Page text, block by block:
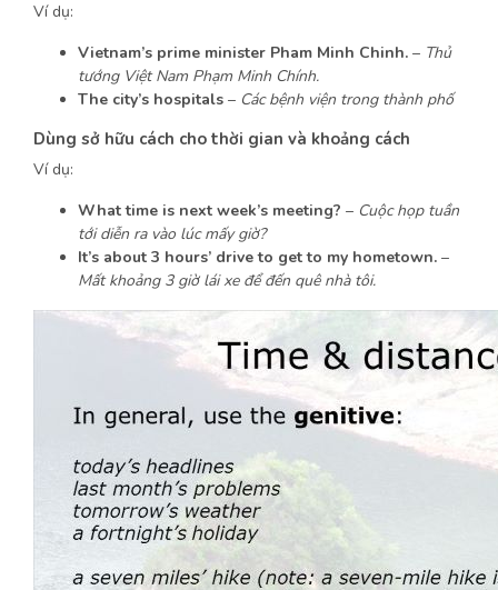
Ví dụ:
Vietnam’s prime minister Pham Minh Chinh. – Thủ
tướng Việt Nam Phạm Minh Chính.
The city’s hospitals – Các bệnh viện trong thành phố
Dùng sở hữu cách cho thời gian và khoảng cách
Ví dụ:
What time is next week’s meeting? – Cuộc họp tuần
tới diễn ra vào lúc mấy giờ?
It’s about 3 hours’ drive to get to my hometown. –
Mất khoảng 3 giờ lái xe để đến quê nhà tôi.